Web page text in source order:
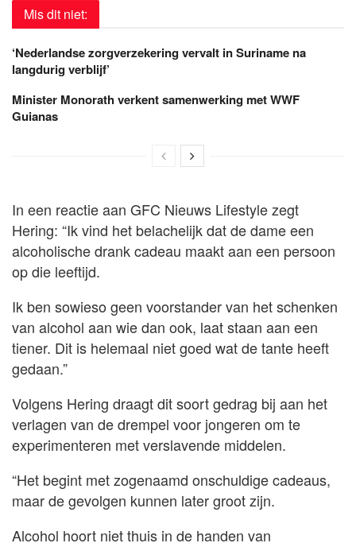
Mis dit niet:
‘Nederlandse zorgverzekering vervalt in Suriname na
langdurig verblijf’
Minister Monorath verkent samenwerking met WWF
Guianas
In een reactie aan GFC Nieuws Lifestyle zegt
Hering: “Ik vind het belachelijk dat de dame een
alcoholische drank cadeau maakt aan een persoon
op die leeftijd.
Ik ben sowieso geen voorstander van het schenken
van alcohol aan wie dan ook, laat staan aan een
tiener. Dit is helemaal niet goed wat de tante heeft
gedaan.”
Volgens Hering draagt dit soort gedrag bij aan het
verlagen van de drempel voor jongeren om te
experimenteren met verslavende middelen.
“Het begint met zogenaamd onschuldige cadeaus,
maar de gevolgen kunnen later groot zijn.
Alcohol hoort niet thuis in de handen van